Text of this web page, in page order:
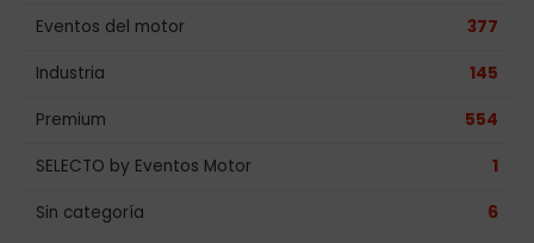
Eventos del motor 377
Industria 145
Premium 554
SELECTO by Eventos Motor 1
Sin categoría 6